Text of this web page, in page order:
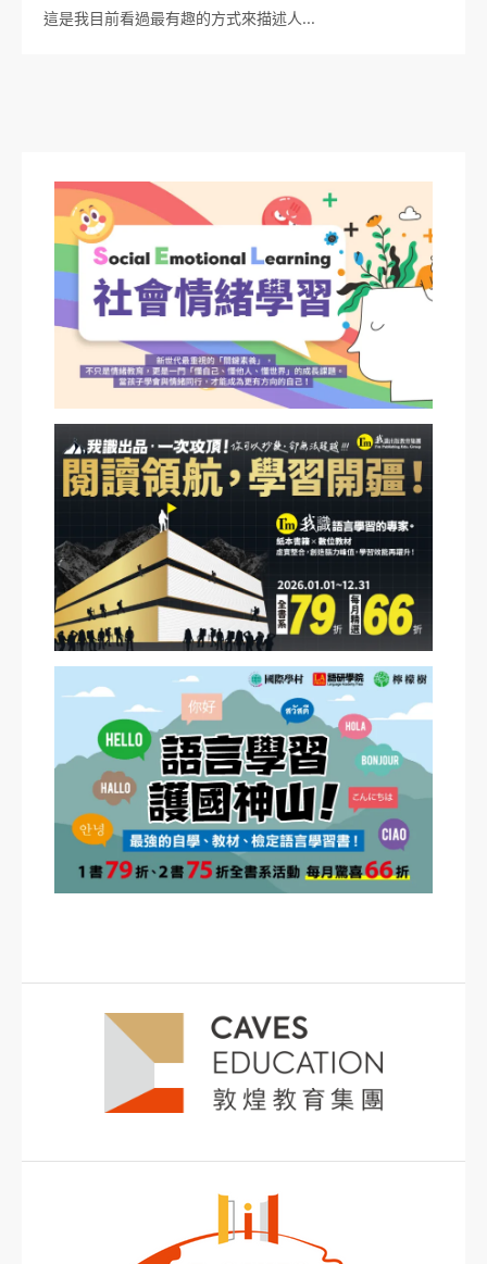
這是我目前看過最有趣的方式來描述人…